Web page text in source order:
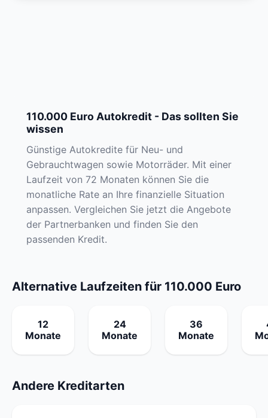
110.000 Euro Autokredit - Das sollten Sie
wissen
Günstige Autokredite für Neu- und
Gebrauchtwagen sowie Motorräder. Mit einer
Laufzeit von 72 Monaten können Sie die
monatliche Rate an Ihre finanzielle Situation
anpassen. Vergleichen Sie jetzt die Angebote
der Partnerbanken und finden Sie den
passenden Kredit.
Alternative Laufzeiten für 110.000 Euro
12
Monate
24
Monate
36
Monate
Andere Kreditarten